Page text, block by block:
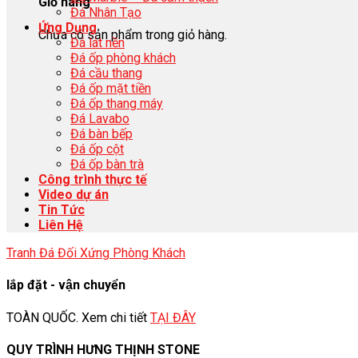
Chưa có sản phẩm trong giỏ hàng.
Đá Nhân Tạo
Ứng Dụng
Đá lát nền
Đá ốp phòng khách
Đá cầu thang
Đá ốp mặt tiền
Đá ốp thang máy
Đá Lavabo
Đá bàn bếp
Đá ốp cột
Đá ốp bàn trà
Công trình thực tế
Video dự án
Tin Tức
Liên Hệ
Tranh Đá Đối Xứng Phòng Khách
lắp đặt - vận chuyển
TOÀN QUỐC. Xem chi tiết TẠI ĐÂY
QUY TRÌNH HƯNG THỊNH STONE